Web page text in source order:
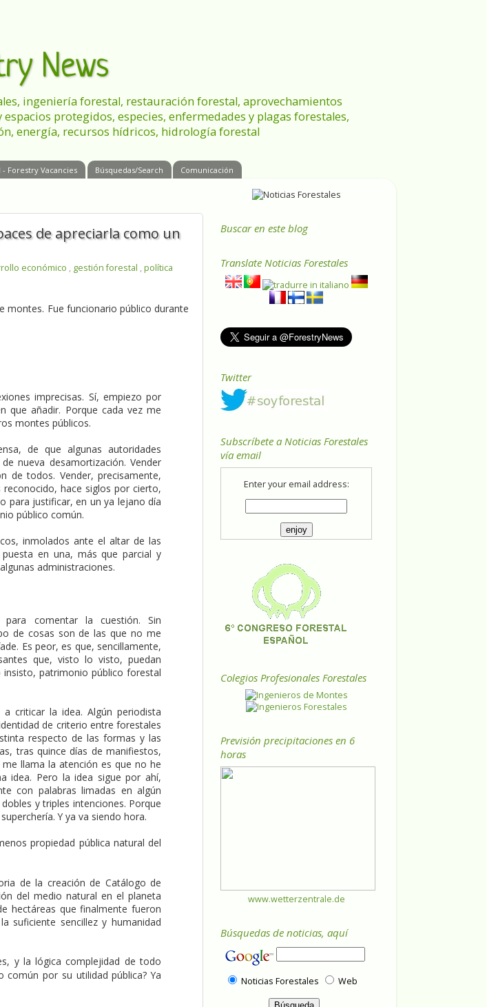
News
ingeniería forestal, restauración forestal, aprovechamientos
protegidos, especies, enfermedades y plagas forestales,
energía, recursos hídricos, hidrología forestal
Forestry Vacancies Búsquedas/Search Comunicación
de apreciarla como un
económico , gestión forestal , política
montes. Fue funcionario público durante
imprecisas. Sí, empiezo por
que añadir. Porque cada vez me
montes públicos.
de que algunas autoridades
nueva desamortización. Vender
de todos. Vender, precisamente,
hace siglos por cierto,
para justificar, en un ya lejano día
público común.
inmolados ante el altar de las
en una, más que parcial y
administraciones.
comentar la cuestión. Sin
de cosas son de las que no me
Es peor, es que, sencillamente,
que, visto lo visto, puedan
insisto, patrimonio público forestal
criticar la idea. Algún periodista
de criterio entre forestales
respecto de las formas y las
tras quince días de manifiestos,
llama la atención es que no he
idea. Pero la idea sigue por ahí,
con palabras limadas en algún
y triples intenciones. Porque
Y ya va siendo hora.
propiedad pública natural del
de la creación de Catálogo de
del medio natural en el planeta
hectáreas que finalmente fueron
suficiente sencillez y humanidad
y la lógica complejidad de todo
por su utilidad pública? Ya
Buscar en este blog
Translate Noticias Forestales
Twitter
Subscríbete a Noticias Forestales
vía email
Enter your email address:
Colegios Profesionales Forestales
Previsión precipitaciones en 6
horas
www.wetterzentrale.de
Búsquedas de noticias, aquí
Noticias Forestales Web